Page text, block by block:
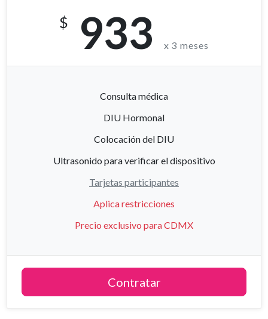
$ 933 x 3 meses
Consulta médica
DIU Hormonal
Colocación del DIU
Ultrasonido para verificar el dispositivo
Tarjetas participantes
Aplica restricciones
Precio exclusivo para CDMX
Contratar